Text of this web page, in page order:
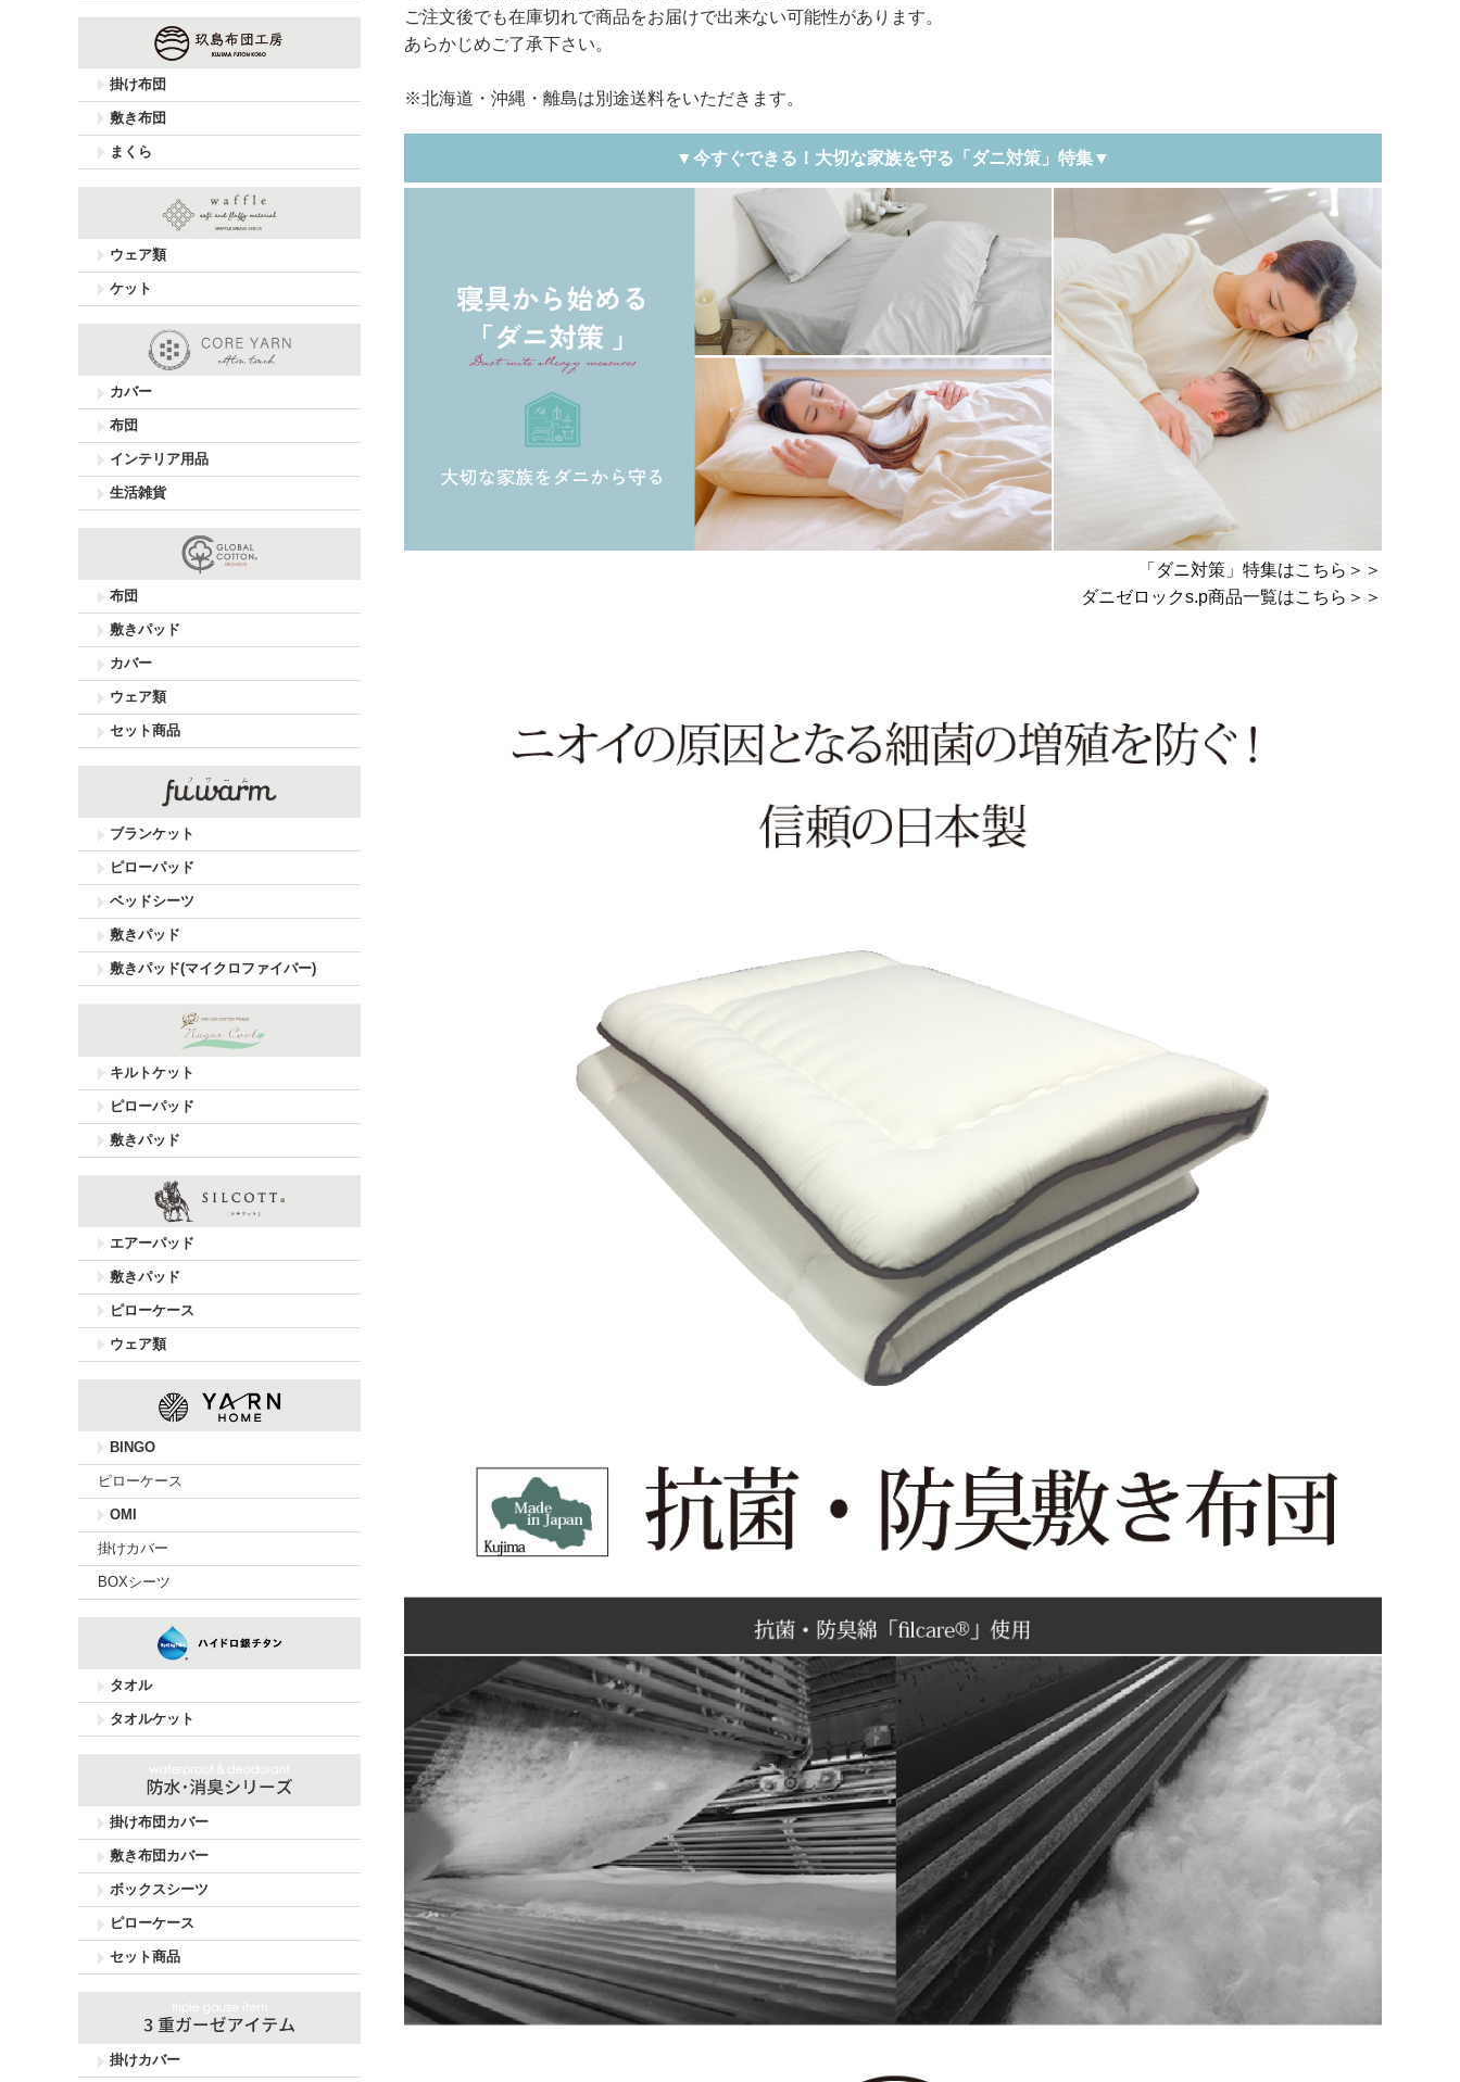
ご注文後でも在庫切れで商品をお届けで出来ない可能性があります。
あらかじめご了承下さい。
※北海道・沖縄・離島は別途送料をいただきます。
▼今すぐできる！大切な家族を守る「ダニ対策」特集▼
「ダニ対策」特集はこちら＞＞
ダニゼロックs.p商品一覧はこちら＞＞
掛け布団
敷き布団
まくら
ウェア類
ケット
カバー
布団
インテリア用品
生活雑貨
布団
敷きパッド
カバー
ウェア類
セット商品
ブランケット
ピローパッド
ベッドシーツ
敷きパッド
敷きパッド(マイクロファイバー)
キルトケット
ピローパッド
敷きパッド
エアーパッド
敷きパッド
ピローケース
ウェア類
BINGO
ピローケース
OMI
掛けカバー
BOXシーツ
タオル
タオルケット
掛け布団カバー
敷き布団カバー
ボックスシーツ
ピローケース
セット商品
掛けカバー